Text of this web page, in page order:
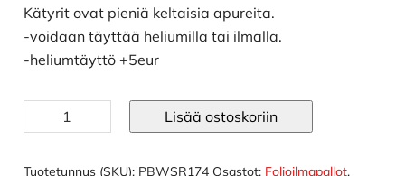
Kätyrit ovat pieniä keltaisia apureita.
-voidaan täyttää heliumilla tai ilmalla.
-heliumtäyttö +5eur
folioilmapallo
Lisää ostoskoriin
Tuotetunnus (SKU): PBWSR174 Osastot: Folioilmapallot,